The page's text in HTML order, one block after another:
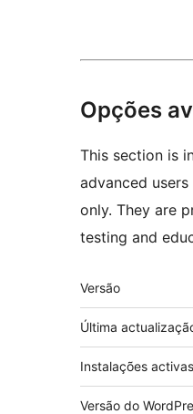
Opções
This section is
advanced
only. They are
testing and
Metadados
Versão
Última
Instalações activas
Versão do